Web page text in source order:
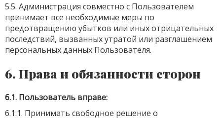
5.5. Администрация совместно с Пользователем
принимает все необходимые меры по
предотвращению убытков или иных отрицательных
последствий, вызванных утратой или разглашением
персональных данных Пользователя.
6. Права и обязанности сторон
6.1. Пользователь вправе:
6.1.1. Принимать свободное решение о